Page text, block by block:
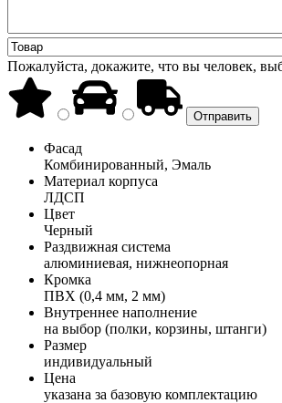
Пожалуйста, докажите, что вы человек,
Фасад
Комбинированный, Эмаль
Материал корпуса
ЛДСП
Цвет
Черный
Раздвижная система
алюминиевая, нижнеопорная
Кромка
ПВХ (0,4 мм, 2 мм)
Внутреннее наполнение
на выбор (полки, корзины, штанги)
Размер
индивидуальный
Цена
указана за базовую комплектацию